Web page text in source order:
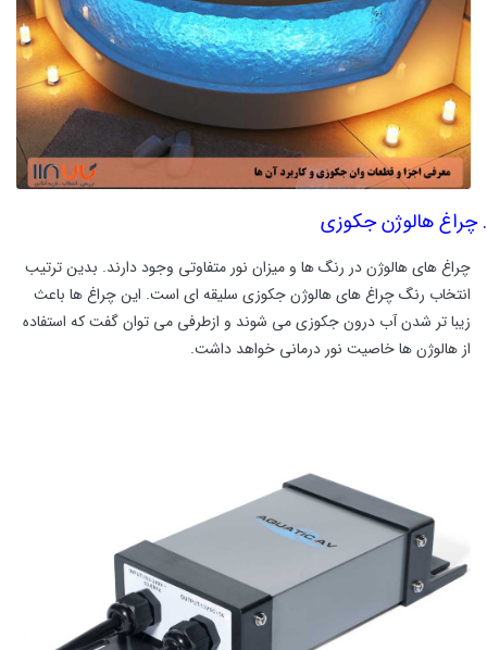
چراغ هالوژن جکوزی
چراغ های هالوژن در رنگ ها و میزان نور متفاوتی وجود دارند. بدین ترتیب
انتخاب رنگ چراغ های هالوژن جکوزی سلیقه ای است. این چراغ ها باعث
زیبا تر شدن آب درون جکوزی می شوند و ازطرفی می توان گفت که استفاده
از هالوژن ها خاصیت نور درمانی خواهد داشت.